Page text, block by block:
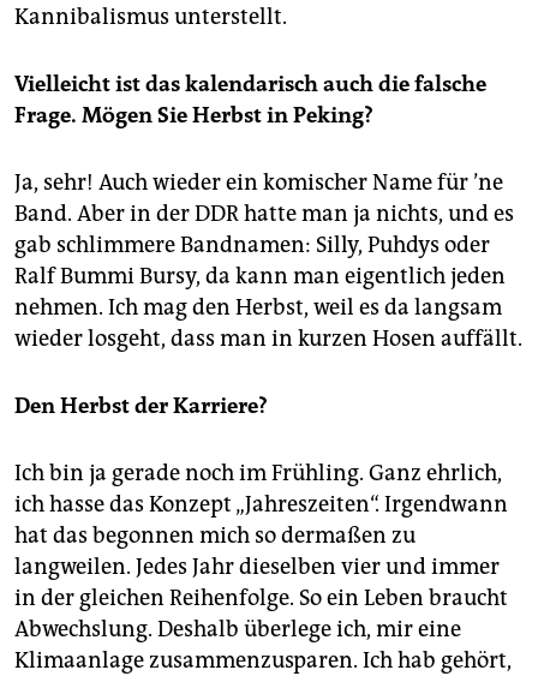
Kannibalismus unterstellt.
Vielleicht ist das kalendarisch auch die falsche
Frage. Mögen Sie Herbst in Peking?
Ja, sehr! Auch wieder ein komischer Name für ’ne
Band. Aber in der DDR hatte man ja nichts, und es
gab schlimmere Bandnamen: Silly, Puhdys oder
Ralf Bummi Bursy, da kann man eigentlich jeden
nehmen. Ich mag den Herbst, weil es da langsam
wieder losgeht, dass man in kurzen Hosen auffällt.
Den Herbst der Karriere?
Ich bin ja gerade noch im Frühling. Ganz ehrlich,
ich hasse das Konzept „Jahreszeiten“. Irgendwann
hat das begonnen mich so dermaßen zu
langweilen. Jedes Jahr dieselben vier und immer
in der gleichen Reihenfolge. So ein Leben braucht
Abwechslung. Deshalb überlege ich, mir eine
Klimaanlage zusammenzusparen. Ich hab gehört,